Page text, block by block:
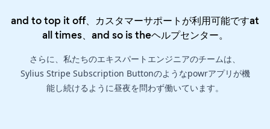
and to top it off、カスタマーサポートが利用可能ですat
all times、and so is theヘルプセンター。
さらに、私たちのエキスパートエンジニアのチームは、
Sylius Stripe Subscription Buttonのようなpowrアプリが機
能し続けるように昼夜を問わず働いています。